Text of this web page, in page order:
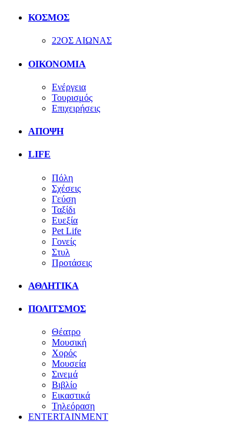
ΚΟΣΜΟΣ
22ΟΣ ΑΙΩΝΑΣ
ΟΙΚΟΝΟΜΙΑ
Ενέργεια
Τουρισμός
Επιχειρήσεις
ΑΠΟΨΗ
LIFE
Πόλη
Σχέσεις
Γεύση
Ταξίδι
Ευεξία
Pet Life
Γονείς
Στυλ
Προτάσεις
ΑΘΛΗΤΙΚΑ
ΠΟΛΙΤΣΜΟΣ
Θέατρο
Μουσική
Χορός
Μουσεία
Σινεμά
Βιβλίο
Εικαστικά
Τηλεόραση
ENTERTAINMENT